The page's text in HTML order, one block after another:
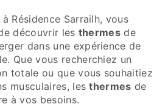
Résidence Sarrailh, vous
découvrir les thermes de
dans une expérience de
Que vous recherchiez un
totale ou que vous souhaitiez
musculaires, lesthermes de
à vos besoins.